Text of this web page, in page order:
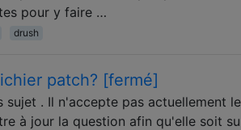
pour y faire …
drush
patch? [fermé]
sujet . Il n'accepte pas actuellement
à jour la question afin qu'elle soit